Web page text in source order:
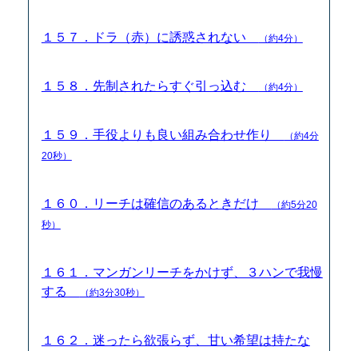
１５７．ドラ（赤）に誘惑されない （約4分）
１５８．先制されたらすぐ引っ込む （約4分）
１５９．手役よりも良い組み合わせ作り
（約4分
20秒）
１６０．リーチは確信のあるときだけ
（約5分20
秒）
１６１．マンガンリーチをかけず、３ハンで我慢
する
（約3分30秒）
１６２．迷ったら欲張らず、甘い希望は持たな